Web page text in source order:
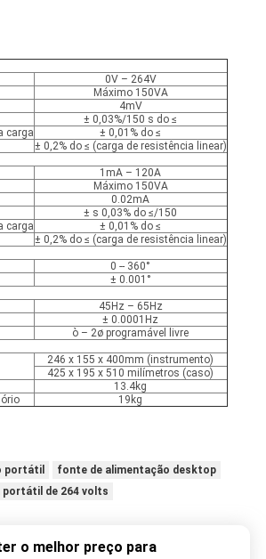
0V – 264V
Máximo 150VA
4mV
± 0,03%/150 s do ≤
carga
± 0,01% do ≤
± 0,2% do ≤ (carga de resistência linear)
1mA – 120A
Máximo 150VA
0.02mA
± s 0,03% do ≤/150
carga
± 0,01% do ≤
± 0,2% do ≤ (carga de resistência linear)
0 -- 360°
± 0.001°
45Hz – 65Hz
± 0.0001Hz
ò – 2ø programável livre
246 x 155 x 400mm (instrumento)
425 x 195 x 510 milímetros (caso)
13.4kg
19kg
portátil
fonte de alimentação desktop
portátil de 264 volts
o melhor preço para